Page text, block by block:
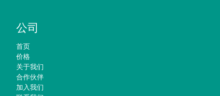
公司
首页
价格
关于我们
合作伙伴
加入我们